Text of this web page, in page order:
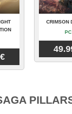
CRIMSON
PC